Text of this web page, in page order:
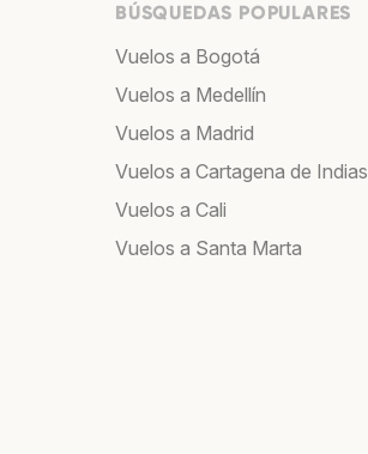
BÚSQUEDAS POPULARES
Vuelos a Bogotá
Vuelos a Medellín
Vuelos a Madrid
Vuelos a Cartagena de Indias
Vuelos a Cali
Vuelos a Santa Marta